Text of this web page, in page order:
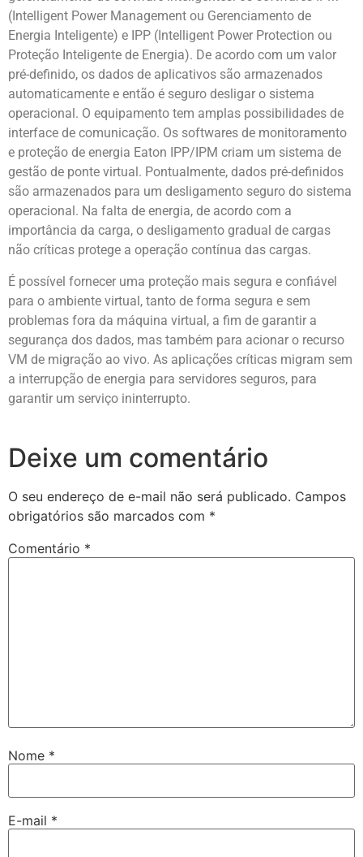
(Intelligent Power Management ou Gerenciamento de
Energia Inteligente) e IPP (Intelligent Power Protection ou
Proteção Inteligente de Energia). De acordo com um valor
pré-definido, os dados de aplicativos são armazenados
automaticamente e então é seguro desligar o sistema
operacional. O equipamento tem amplas possibilidades de
interface de comunicação. Os softwares de monitoramento
e proteção de energia Eaton IPP/IPM criam um sistema de
gestão de ponte virtual. Pontualmente, dados pré-definidos
são armazenados para um desligamento seguro do sistema
operacional. Na falta de energia, de acordo com a
importância da carga, o desligamento gradual de cargas
não críticas protege a operação contínua das cargas.
É possível fornecer uma proteção mais segura e confiável
para o ambiente virtual, tanto de forma segura e sem
problemas fora da máquina virtual, a fim de garantir a
segurança dos dados, mas também para acionar o recurso
VM de migração ao vivo. As aplicações críticas migram sem
a interrupção de energia para servidores seguros, para
garantir um serviço ininterrupto.
Deixe um comentário
O seu endereço de e-mail não será publicado. Campos
obrigatórios são marcados com *
Comentário *
Nome *
E-mail *